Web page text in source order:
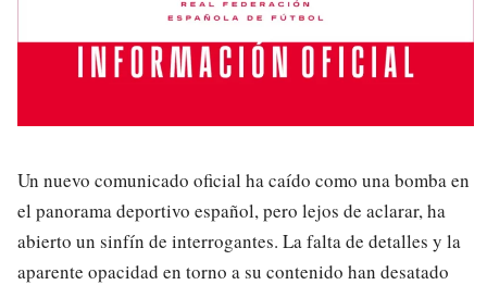
Un nuevo comunicado oficial ha caído como una bomba en
el panorama deportivo español, pero lejos de aclarar, ha
abierto un sinfín de interrogantes. La falta de detalles y la
aparente opacidad en torno a su contenido han desatado